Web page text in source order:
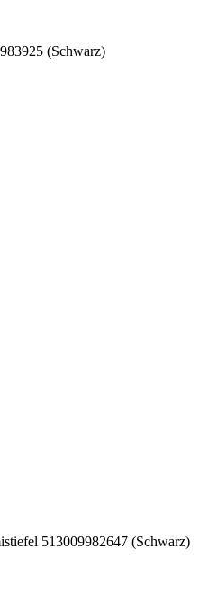
(Schwarz)
513009982647 (Schwarz)